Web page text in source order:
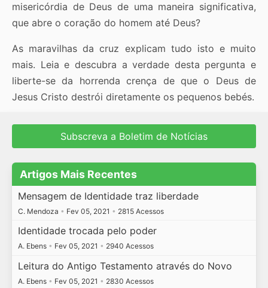
misericórdia de Deus de uma maneira significativa,
que abre o coração do homem até Deus?
As maravilhas da cruz explicam tudo isto e muito
mais. Leia e descubra a verdade desta pergunta e
liberte-se da horrenda crença de que o Deus de
Jesus Cristo destrói diretamente os pequenos bebés.
Subscreva a Boletim de Notícias
Artigos Mais Recentes
Mensagem de Identidade traz liberdade
C. Mendoza • Fev 05, 2021 • 2815 Acessos
Identidade trocada pelo poder
A. Ebens • Fev 05, 2021 • 2940 Acessos
Leitura do Antigo Testamento através do Novo
A. Ebens • Fev 05, 2021 • 2830 Acessos